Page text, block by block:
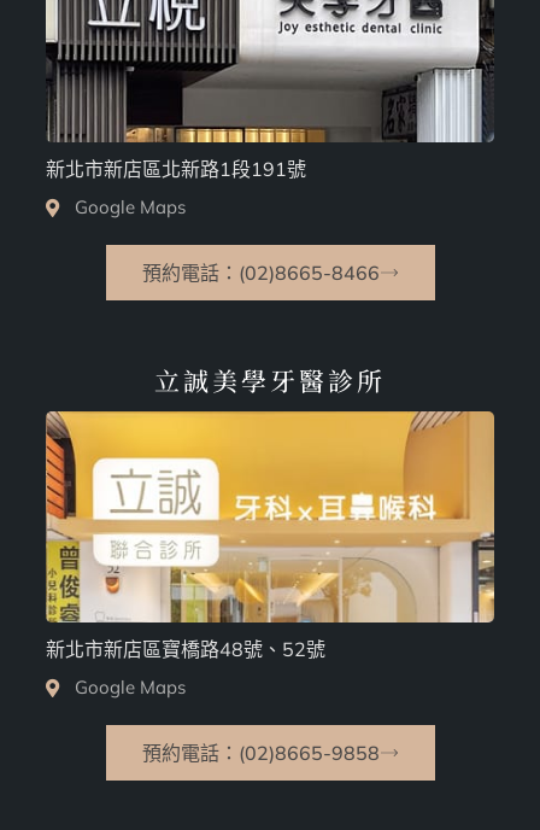
新北市新店區北新路1段191號
Google Maps
預約電話：(02)8665-8466
立誠美學牙醫診所
新北市新店區寶橋路48號、52號
Google Maps
預約電話：(02)8665-9858